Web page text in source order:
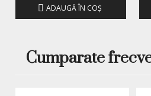
ADAUGĂ ÎN COŞ
Cumparate